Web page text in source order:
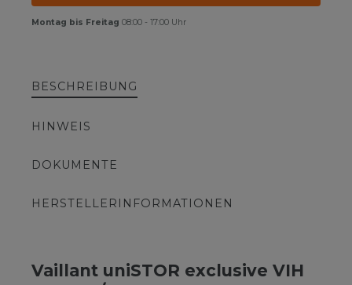
Montag bis Freitag 08:00 - 17:00 Uhr
BESCHREIBUNG
HINWEIS
DOKUMENTE
HERSTELLERINFORMATIONEN
Vaillant uniSTOR exclusive VIH